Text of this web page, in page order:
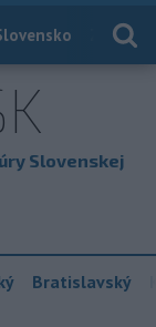
Slovenskej
Bratislavský